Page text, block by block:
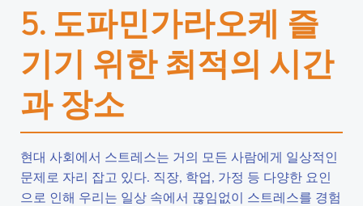
5. 도파민가라오케 즐
기기 위한 최적의 시간
과 장소
현대 사회에서 스트레스는 거의 모든 사람에게 일상적인
문제로 자리 잡고 있다. 직장, 학업, 가정 등 다양한 요인
으로 인해 우리는 일상 속에서 끊임없이 스트레스를 경험